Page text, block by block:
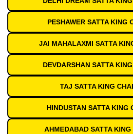
PESHAWER SATTA KING
JAI MAHALAXMI SATTA
DEVDARSHAN SATTA
TAJ SATTA KING
HINDUSTAN SATTA KING
AHMEDABAD SATTA